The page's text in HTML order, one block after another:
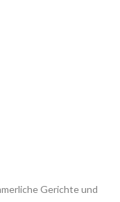
Gerichte und